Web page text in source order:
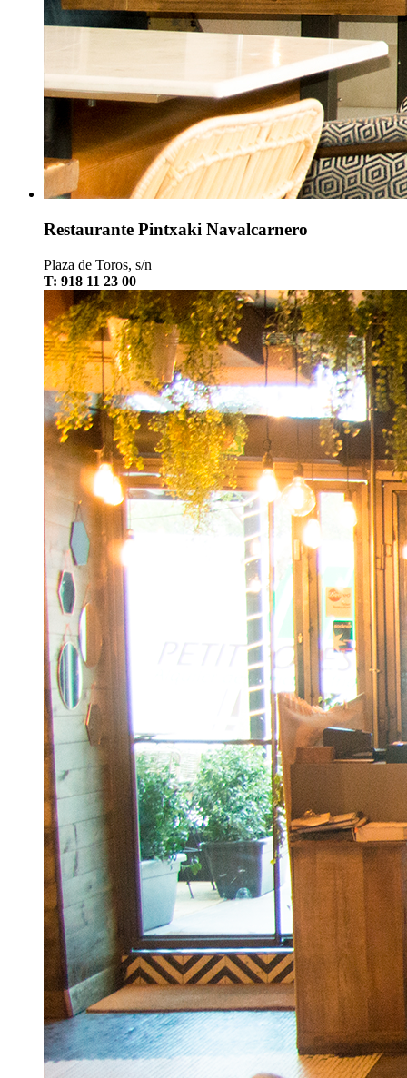
Restaurante Pintxaki Navalcarnero
Plaza de Toros, s/n
T: 918 11 23 00